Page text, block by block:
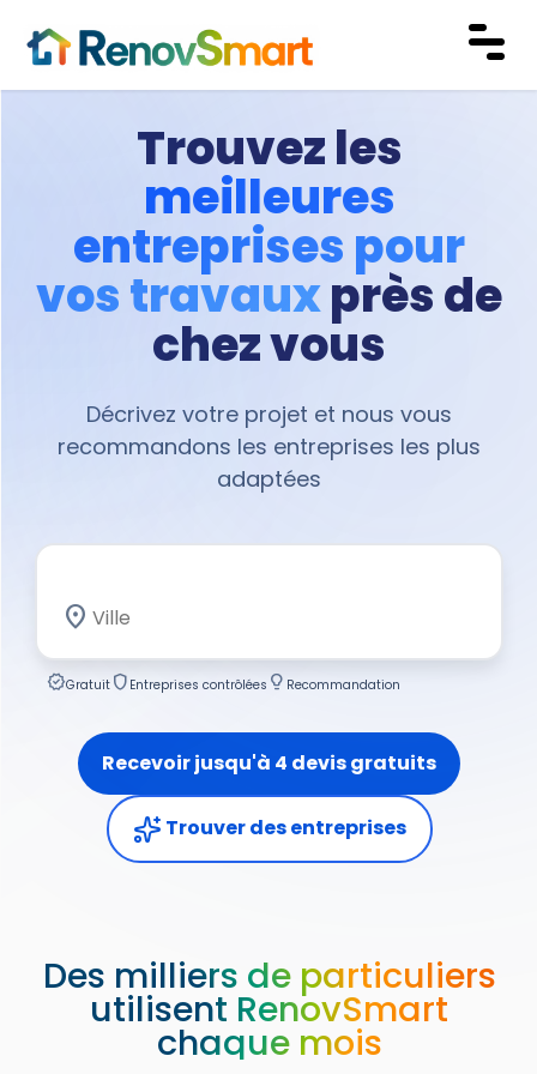
Trouvez les
meilleures
entreprises pour
vos travauxprès de
chez vous
Décrivez votre projet et nous vous
recommandons les entreprises les plus
adaptées
location_on
verifiedGratuit shield Entreprises contrôlées lightbulb_2 Recommandation
Recevoir jusqu'à 4 devis gratuits
Trouver des entreprises
Des milliers de particuliers
utilisent RenovSmart
chaque mois